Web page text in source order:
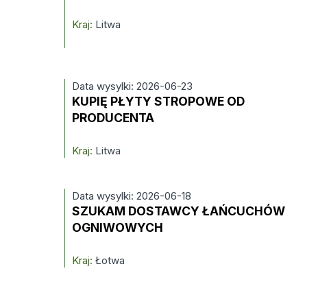
Kraj: Litwa
Data wysylki: 2026-06-23
KUPIĘ PŁYTY STROPOWE OD
PRODUCENTA
Kraj: Litwa
Data wysylki: 2026-06-18
SZUKAM DOSTAWCY ŁAŃCUCHÓW
OGNIWOWYCH
Kraj: Łotwa